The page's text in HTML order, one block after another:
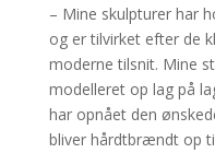
– Mine skulpturer har
og er tilvirket efter de
moderne tilsnit. Mine
modelleret op lag på
har opnået den
bliver hårdtbrændt op